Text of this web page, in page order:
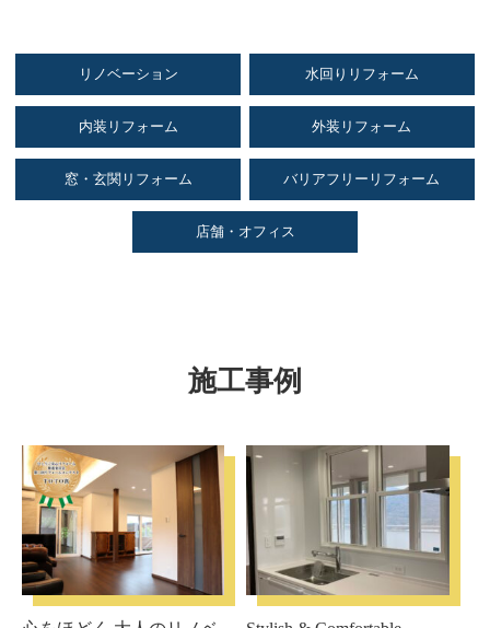
リノベーション 水回りリフォーム
内装リフォーム 外装リフォーム
窓・玄関リフォーム バリアフリーリフォーム
店舗・オフィス
施工事例